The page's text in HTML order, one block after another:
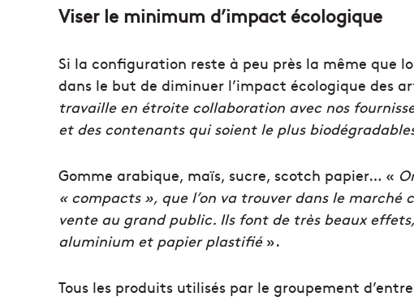
Viser le minimum d’impact écologique
Si la configuration reste à peu près la même que
dans le but de diminuer l’impact écologique des
travaille en étroite collaboration avec nos
et des contenants qui soient le plus
Gomme arabique, maïs, sucre, scotch papier… «
« compacts », que l’on va trouver dans le
vente au grand public. Ils font de très beaux
aluminium et papier plastifié».
Tous les produits utilisés par le groupement